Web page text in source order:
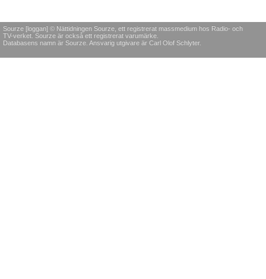
Sourze [loggan] © Nättidningen Sourze, ett registrerat massmedium hos Radio- och
TV-verket. Sourze är också ett registrerat varumärke.
Databasens namn är Sourze. Ansvarig utgivare är Carl Olof Schlyter.